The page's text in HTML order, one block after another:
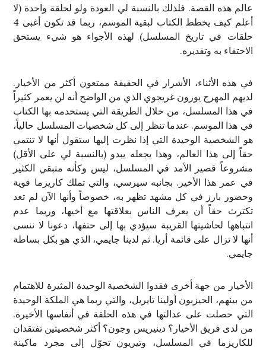
عالم هذه القصة. فلذلك بالنسبة لي العودة ولو لحلقة واحدة (لا
أعلم كيف يخطط الكتاب لبقية الموسم، ربما قد تكون أغبى 4
حلقات في تاريخ المسلسل) لهذه الأجواء هو شيء يستحق
الاحتفاء به وتقديره.
في هذه الأثناء، الأشرار في الحقيقة ممتعون أكثر من الأخيار.
لديهم المهرج يورون غريجوي الذي من الواضح أنه لن يعمر كثيراً
في هذا المسلسل، من خلال الطريقة التي يستخدمه بها الكتاب
في هذا الموسم. عندما تنظر إلى كل شخصيات المسلسل حالياً،
هو الشخصية الوحيدة التي إذا نظرت إليها ستقول أنها لا تنتمي
حقاً إلى هذا العالم، وهذا يجعله يبدو (بالنسبة لي على الأقل)
مشروعاً قصير الأمد في المسلسل، ليس وكأنه متبقي الكثير
في عمر هذا الأخير. بجانبه سيرسي، والتي تملك كاريزما قوية
وحضور بارز في كل مشهد تظهر به، خصوصاً وأنها الآن لم تعد
تكترث حقاً أن يعرف الناس بعلاقتها مع أخيها، وربما عدم
انتباهها لحاشيتها القريبة سيؤدي بها إلى حتفها، دعونا لا ننسى
أنها لا تزال على قائمة أريا. ثم لدينا جايمي، الذي هو بكل بساطة
جايمي.
الأخيار من جهة أخرى فقدوا الشخصية الوحيدة المثيرة للاهتمام
من بينهم، الحيزبون أولينا تايريل، والتي ربما هي الملكة الوحيدة
التي حصلت على عدالتها في هذه الحلقة في أنفاسها الأخيرة.
من لدى فريق الأخيار؟ دينيريس وجون؟ أكثر شخصيتين تفتقدان
للكاريزما في المسلسل، وتيريون تحوّل إلى مجرد ماكينة